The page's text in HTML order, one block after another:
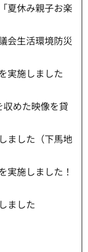
夏休み親子お楽
会生活環境防災
実施しました
めた映像を貸
ました（下馬地
実施しました！
ました